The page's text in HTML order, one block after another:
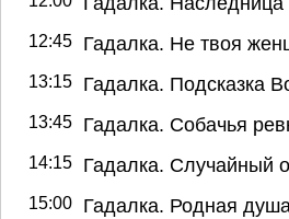
12:45 Гадалка. Не твоя
13:15 Гадалка. Подсказка
13:45 Гадалка. Собачья
14:15 Гадалка. Случайный
15:00 Гадалка. Родная